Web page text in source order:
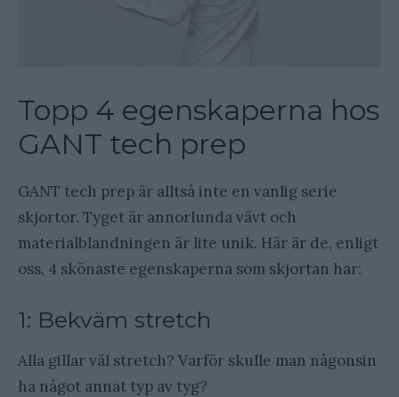
Topp 4 egenskaperna hos
GANT tech prep
GANT tech prep är alltså inte en vanlig serie
skjortor. Tyget är annorlunda vävt och
materialblandningen är lite unik. Här är de, enligt
oss, 4 skönaste egenskaperna som skjortan har:
1: Bekväm stretch
Alla gillar väl stretch? Varför skulle man någonsin
ha något annat typ av tyg?